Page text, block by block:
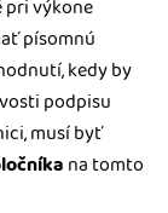
pri výkone
písomnú
kedy by
podpisu
musí byť
na tomto